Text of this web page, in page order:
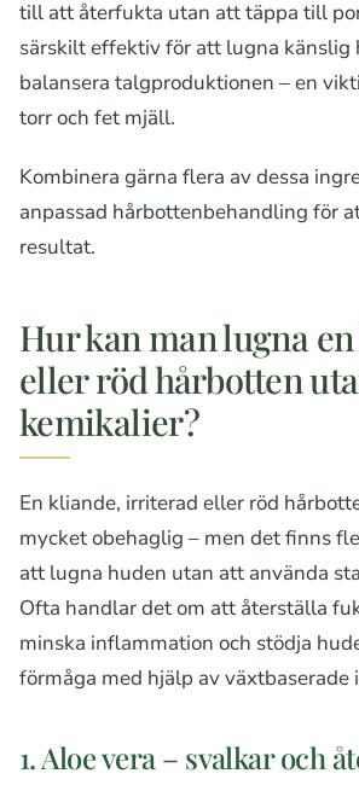
till att återfukta utan att täppa till
särskilt effektiv för att lugna känslig
balansera talgproduktionen – en
torr och fet mjäll.
Kombinera gärna flera av dessa
anpassad hårbottenbehandling för
resultat.
Hur kan man lugna
eller röd hårbotten
kemikalier?
En kliande, irriterad eller röd
mycket obehaglig – men det finns
att lugna huden utan att använda
Ofta handlar det om att återställa
minska inflammation och stödja
förmåga med hjälp av växtbaserade
1. Aloe vera – svalkar och